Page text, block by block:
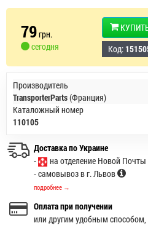
79грн.
сегодня
Код:
Производитель
TransporterParts(Франция)
Каталожный номер
110105
Доставка по Украине
-
на отделение Новой
- самовывоз в г. Львов
подробнее →
Оплата при получении
или другим удобным способом,